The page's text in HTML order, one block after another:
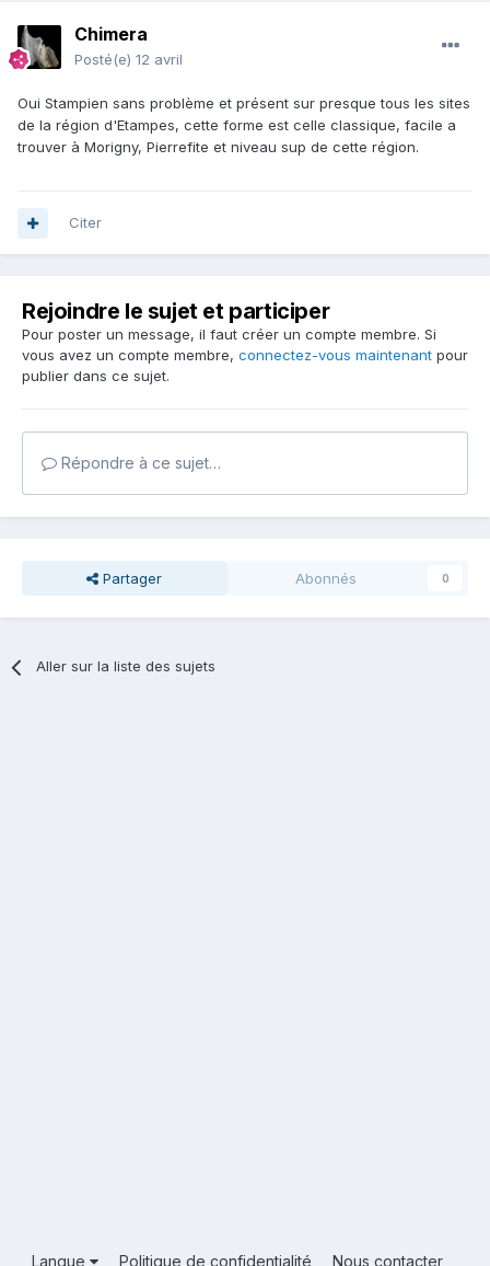
Chimera
Posté(e) 12 avril
Oui Stampien sans problème et présent sur presque tous les sites
de la région d'Etampes, cette forme est celle classique, facile a
trouver à Morigny, Pierrefite et niveau sup de cette région.
Citer
Rejoindre le sujet et participer
Pour poster un message, il faut créer un compte membre. Si
vous avez un compte membre, connectez-vous maintenant pour
publier dans ce sujet.
Répondre à ce sujet…
Partager Abonnés 0
Aller sur la liste des sujets
Langue Politique de confidentialité Nous contacter